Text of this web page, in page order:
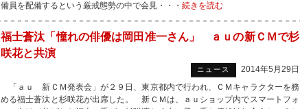
備員を配備するという厳戒態勢の中で会見・・・ 続きを読む
福士蒼汰「憧れの俳優は岡田准一さん」 ａｕの新ＣＭで杉
咲花と共演
ニュース
2014年5月29日
「ａｕ 新ＣＭ発表会」が２９日、東京都内で行われ、ＣＭキャラクターを務
める福士蒼汰と杉咲花が出席した。 新ＣＭは、ａｕショップ内でスマートフォ